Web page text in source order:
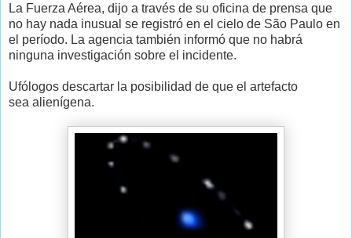
La Fuerza Aérea, dijo a través de su oficina de prensa que
no hay nada inusual se registró en el cielo de São Paulo en
el período. La agencia también informó que no habrá
ninguna investigación sobre el incidente.
Ufólogos descartar la posibilidad de que el artefacto
sea alienígena.